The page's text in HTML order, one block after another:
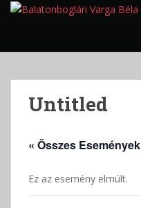
p
Untitled
« Összes Események
Ez az esemény elmúlt.